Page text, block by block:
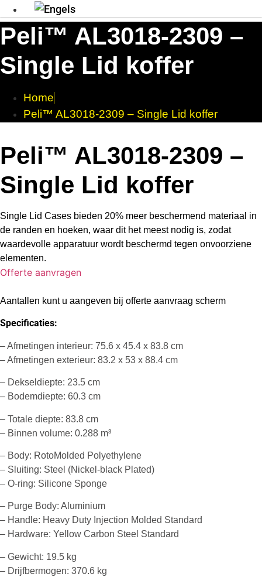
Peli™ AL3018-2309 –
Single Lid koffer
Home
Peli™ AL3018-2309 – Single Lid koffer
Peli™ AL3018-2309 –
Single Lid koffer
Single Lid Cases bieden 20% meer beschermend materiaal in
de randen en hoeken, waar dit het meest nodig is, zodat
waardevolle apparatuur wordt beschermd tegen onvoorziene
elementen.
Offerte aanvragen
Aantallen kunt u aangeven bij offerte aanvraag scherm
Specificaties:
– Afmetingen interieur: 75.6 x 45.4 x 83.8 cm
– Afmetingen exterieur: 83.2 x 53 x 88.4 cm
– Dekseldiepte: 23.5 cm
– Bodemdiepte: 60.3 cm
– Totale diepte: 83.8 cm
– Binnen volume: 0.288 m³
– Body: RotoMolded Polyethylene
– Sluiting: Steel (Nickel-black Plated)
– O-ring: Silicone Sponge
– Purge Body: Aluminium
– Handle: Heavy Duty Injection Molded Standard
– Hardware: Yellow Carbon Steel Standard
– Gewicht: 19.5 kg
– Drijfbermogen: 370.6 kg